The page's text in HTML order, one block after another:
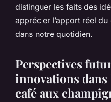
distinguer les faits des
apprécier l’apport réel
dans notre quotidien.
Perspectives
innovations dans
café aux